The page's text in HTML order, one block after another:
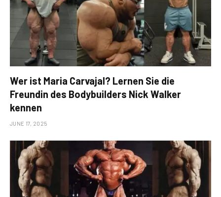
Wer ist Maria Carvajal? Lernen Sie die
Freundin des Bodybuilders Nick Walker
kennen
JUNE 17, 2025